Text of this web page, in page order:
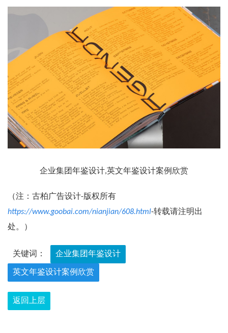
企业集团年鉴设计,英文年鉴设计案例欣赏
（注：古柏广告设计-版权所有
https://www.goobai.com/nianjian/608.html-转载请注明出
处。）
关键词： 企业集团年鉴设计
英文年鉴设计案例欣赏
返回上层